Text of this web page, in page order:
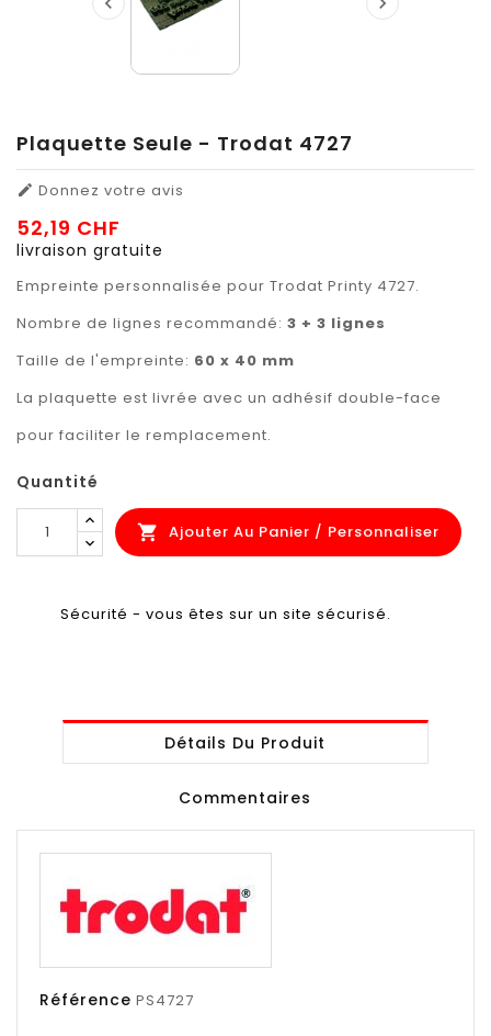
Plaquette Seule - Trodat 4727
 Donnez votre avis
52,19 CHF
livraison gratuite
Empreinte personnalisée pour Trodat Printy 4727.
Nombre de lignes recommandé: 3 + 3 lignes
Taille de l'empreinte: 60 x 40 mm
La plaquette est livrée avec un adhésif double-face
pour faciliter le remplacement.
Quantité
 Ajouter Au Panier / Personnaliser
Sécurité - vous êtes sur un site sécurisé.
Détails Du Produit
Commentaires
Référence PS4727